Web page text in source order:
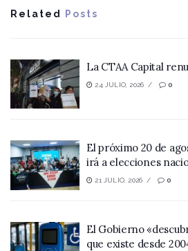
Related Posts
La CTAA Capital
24 JULIO, 2026 0
El próximo 20 de
irá a elecciones
21 JULIO, 2026 0
El Gobierno
que existe desde